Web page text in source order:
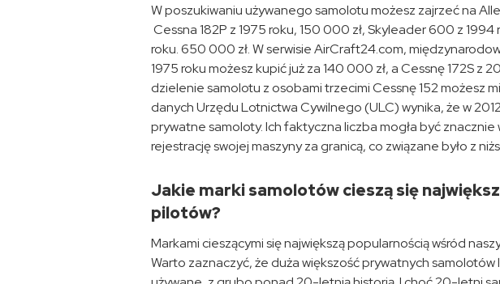
W poszukiwaniu używanego samolotu możesz zajrzeć na
Cessna 182P z 1975 roku, 150 000 zł, Skyleader 600 z
roku. 650 000 zł. W serwisie AirCraft24.com,
1975 roku możesz kupić już za 140 000 zł, a Cessnę 172S z
dzielenie samolotu z osobami trzecimi Cessnę 152 możesz
danych Urzędu Lotnictwa Cywilnego (ULC) wynika, że w
prywatne samoloty. Ich faktyczna liczba mogła być
rejestrację swojej maszyny za granicą, co związane było z
Jakie marki samolotów cieszą się
pilotów?
Markami cieszącymi się największą popularnością wśród
Warto zaznaczyć, że duża większość prywatnych